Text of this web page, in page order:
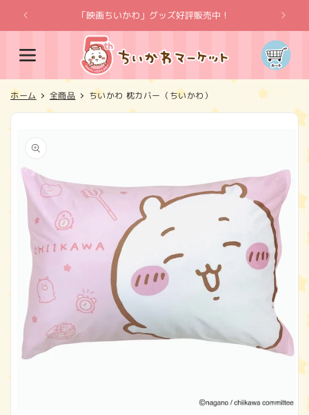
ンツに
進む
「映画ちいかわ」グッズ好評販売中！
カ
ー
ト
ホーム 全商品 ちいかわ 枕カバー（ちいかわ）
報にス
キップ